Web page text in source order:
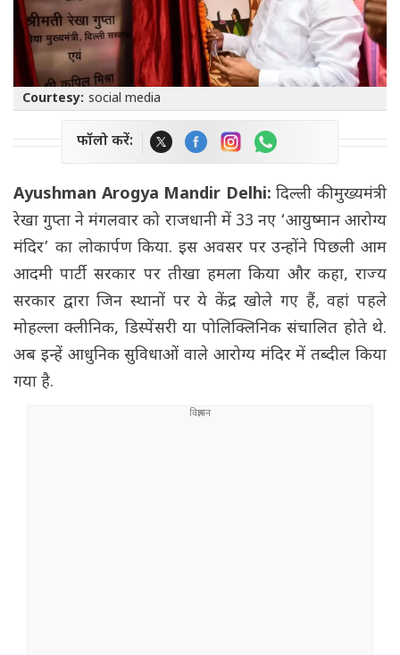
Courtesy: social media
फॉलो करें:
Ayushman Arogya Mandir Delhi: दिल्ली की मुख्यमंत्री
रेखा गुप्ता ने मंगलवार को राजधानी में 33 नए ‘आयुष्मान आरोग्य
मंदिर’ का लोकार्पण किया. इस अवसर पर उन्होंने पिछली आम
आदमी पार्टी सरकार पर तीखा हमला किया और कहा, राज्य
सरकार द्वारा जिन स्थानों पर ये केंद्र खोले गए हैं, वहां पहले
मोहल्ला क्लीनिक, डिस्पेंसरी या पोलिक्लिनिक संचालित होते थे.
अब इन्हें आधुनिक सुविधाओं वाले आरोग्य मंदिर में तब्दील किया
गया है.